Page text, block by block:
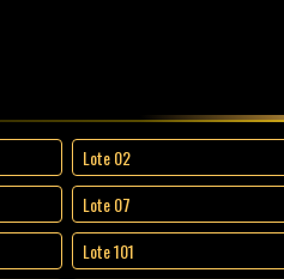
Lote 02
Lote 07
Lote 101